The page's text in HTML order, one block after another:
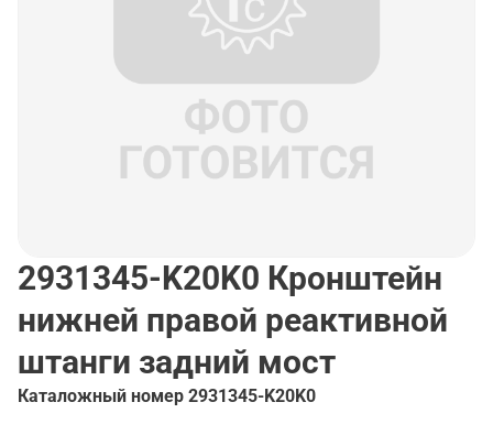
2931345-K20K0 Кронштейн
нижней правой реактивной
штанги задний мост
Каталожный номер 2931345-K20K0